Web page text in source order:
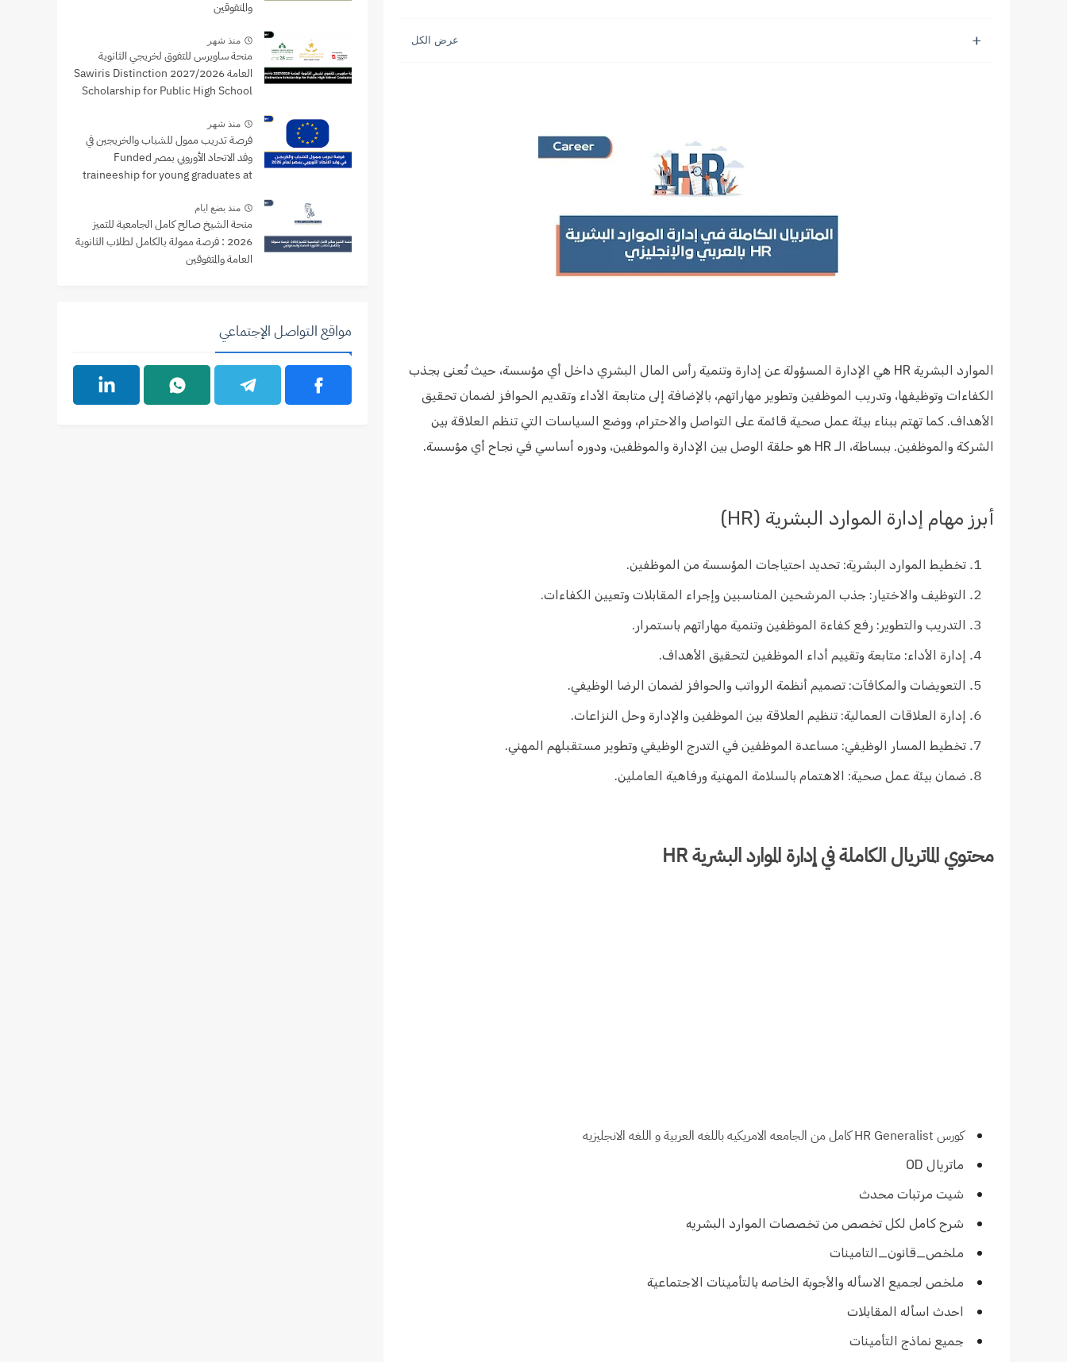
الموارد البشرية HR هي الإدارة المسؤولة عن إدارة وتنمية رأس المال البشري داخل أي مؤسسة، حيث تُعنى بجذب
الكفاءات وتوظيفها، وتدريب الموظفين وتطوير مهاراتهم، بالإضافة إلى متابعة الأداء وتقديم الحوافز لضمان تحقيق
الأهداف. كما تهتم ببناء بيئة عمل صحية قائمة على التواصل والاحترام، ووضع السياسات التي تنظم العلاقة بين
الشركة والموظفين. ببساطة، الـ HR هو حلقة الوصل بين الإدارة والموظفين، ودوره أساسي في نجاح أي مؤسسة.
أبرز مهام إدارة الموارد البشرية (HR)
تخطيط الموارد البشرية: تحديد احتياجات المؤسسة من الموظفين.
التوظيف والاختيار: جذب المرشحين المناسبين وإجراء المقابلات وتعيين الكفاءات.
التدريب والتطوير: رفع كفاءة الموظفين وتنمية مهاراتهم باستمرار.
إدارة الأداء: متابعة وتقييم أداء الموظفين لتحقيق الأهداف.
التعويضات والمكافآت: تصميم أنظمة الرواتب والحوافز لضمان الرضا الوظيفي.
إدارة العلاقات العمالية: تنظيم العلاقة بين الموظفين والإدارة وحل النزاعات.
تخطيط المسار الوظيفي: مساعدة الموظفين في التدرج الوظيفي وتطوير مستقبلهم المهني.
ضمان بيئة عمل صحية: الاهتمام بالسلامة المهنية ورفاهية العاملين.
محتوي الماتريال الكاملة في إدارة الموارد البشرية HR
كورس HR Generalist كامل من الجامعه الامريكيه باللغه العربية و اللغه الانجليزيه
ماتريال OD
شيت مرتبات محدث
شرح كامل لكل تخصص من تخصصات الموارد البشريه
ملخص_قانون_التامينات
ملخص لجميع الاسأله والأجوبة الخاصه بالتأمينات الاجتماعية
احدث اسأله المقابلات
جميع نماذج التأمينات
والمتفوقين
منذ شهر
منحة ساويرس للتفوق لخريجي الثانوية
العامة 2027/2026 Sawiris Distinction
Scholarship for Public High School
منذ شهر
فرصة تدريب ممول للشباب والخريجين في
وفد الاتحاد الأوروبي بمصر Funded
traineeship for young graduates at
منذ بضع ايام
منحة الشيخ صالح كامل الجامعية للتميز
2026 : فرصة ممولة بالكامل لطلاب الثانوية
العامة والمتفوقين
مواقع التواصل الإجتماعي